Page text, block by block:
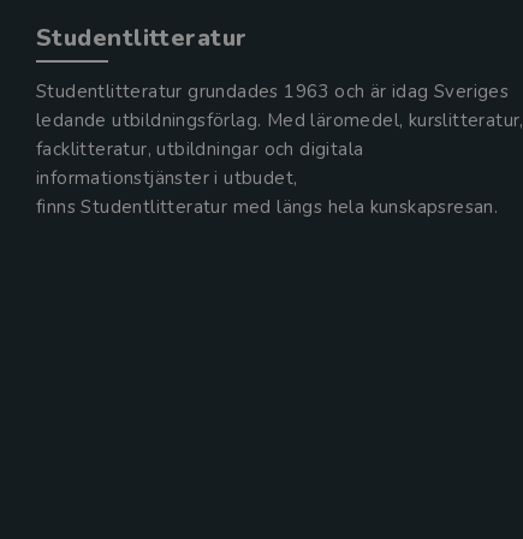
Studentlitteratur
Studentlitteratur grundades 1963 och är idag Sveriges
ledande utbildningsförlag. Med läromedel, kurslitteratur,
facklitteratur, utbildningar och digitala
informationstjänster i utbudet,
finns Studentlitteratur med längs hela kunskapsresan.